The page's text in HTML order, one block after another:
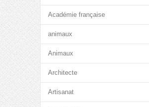
Académie française
animaux
Animaux
Architecte
Artisanat